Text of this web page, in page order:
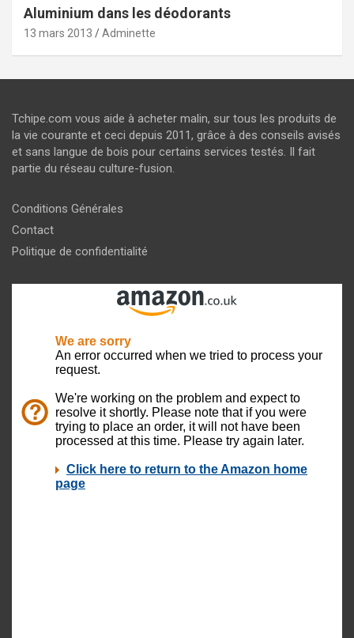
Aluminium dans les déodorants
13 mars 2013 Adminette
Tchipe.com vous aide à acheter malin, sur tous les produits de
la vie courante et ceci depuis 2011, grâce à des conseils avisés
et sans langue de bois pour certains services testés. Il fait
partie du réseau culture-fusion.
Conditions Générales
Contact
Politique de confidentialité